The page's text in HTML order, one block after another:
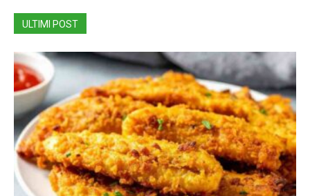
ULTIMI POST